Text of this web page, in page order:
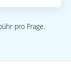
pro Frage.